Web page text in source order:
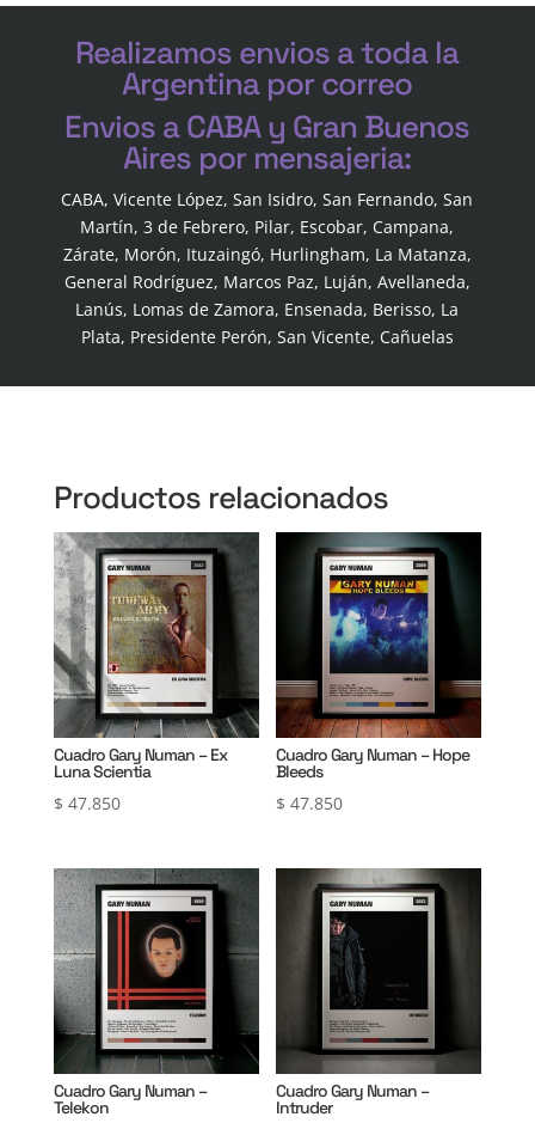
Realizamos envios a toda la
Argentina por correo
Envios a CABA y Gran Buenos
Aires por mensajeria:
CABA, Vicente López, San Isidro, San Fernando, San
Martín, 3 de Febrero, Pilar, Escobar, Campana,
Zárate, Morón, Ituzaingó, Hurlingham, La Matanza,
General Rodríguez, Marcos Paz, Luján, Avellaneda,
Lanús, Lomas de Zamora, Ensenada, Berisso, La
Plata, Presidente Perón, San Vicente, Cañuelas
Productos relacionados
Cuadro Gary Numan – Ex
Luna Scientia
$ 47.850
Cuadro Gary Numan – Hope
Bleeds
$ 47.850
Cuadro Gary Numan –
Telekon
Cuadro Gary Numan –
Intruder